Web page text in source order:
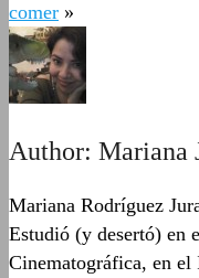
comer »
Author: Mariana
Mariana Rodríguez
Estudió (y desertó) en
Cinematográfica, en